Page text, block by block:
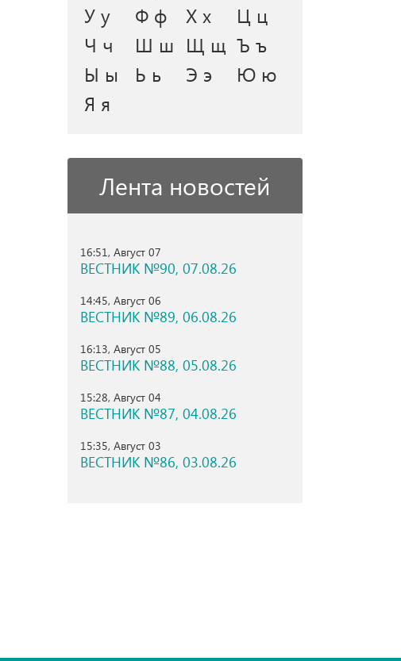
У у
Ф ф Х х
Ц ц
Ч ч
Ш ш Щ щ Ъ ъ
Ы ы
Ь ь Э э
Ю ю
Я я
Лента новостей
16:51, Август 07
ВЕСТНИК №90, 07.08.26
14:45, Август 06
ВЕСТНИК №89, 06.08.26
16:13, Август 05
ВЕСТНИК №88, 05.08.26
15:28, Август 04
ВЕСТНИК №87, 04.08.26
15:35, Август 03
ВЕСТНИК №86, 03.08.26